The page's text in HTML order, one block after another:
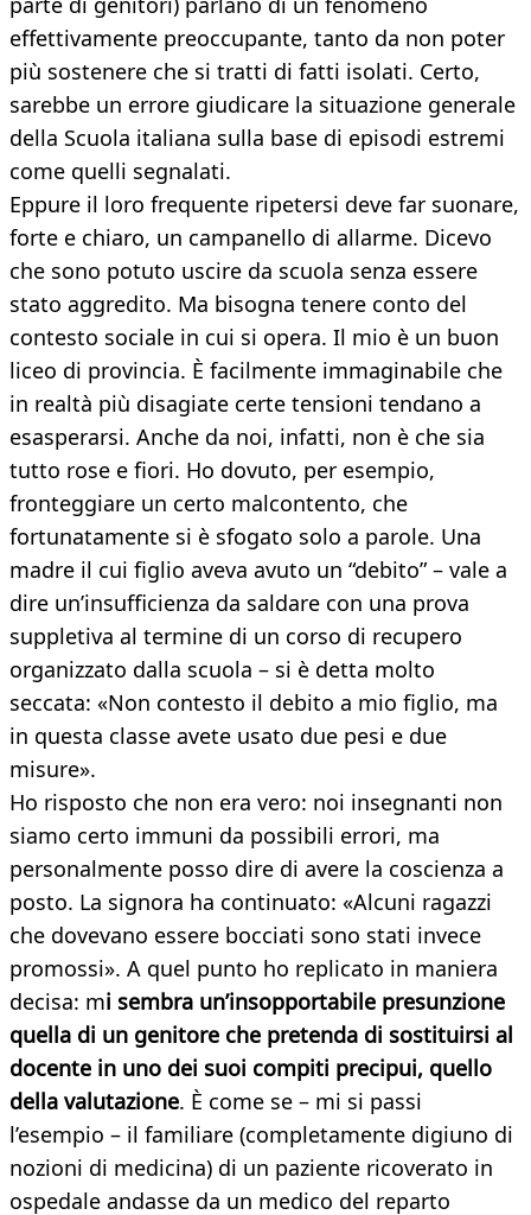
effettivamente preoccupante, tanto da non poter
più sostenere che si tratti di fatti isolati. Certo,
sarebbe un errore giudicare la situazione generale
della Scuola italiana sulla base di episodi estremi
come quelli segnalati.
Eppure il loro frequente ripetersi deve far suonare,
forte e chiaro, un campanello di allarme. Dicevo
che sono potuto uscire da scuola senza essere
stato aggredito. Ma bisogna tenere conto del
contesto sociale in cui si opera. Il mio è un buon
liceo di provincia. È facilmente immaginabile che
in realtà più disagiate certe tensioni tendano a
esasperarsi. Anche da noi, infatti, non è che sia
tutto rose e fiori. Ho dovuto, per esempio,
fronteggiare un certo malcontento, che
fortunatamente si è sfogato solo a parole. Una
madre il cui figlio aveva avuto un “debito” – vale a
dire un’insufficienza da saldare con una prova
suppletiva al termine di un corso di recupero
organizzato dalla scuola – si è detta molto
seccata: «Non contesto il debito a mio figlio, ma
in questa classe avete usato due pesi e due
misure».
Ho risposto che non era vero: noi insegnanti non
siamo certo immuni da possibili errori, ma
personalmente posso dire di avere la coscienza a
posto. La signora ha continuato: «Alcuni ragazzi
che dovevano essere bocciati sono stati invece
promossi». A quel punto ho replicato in maniera
decisa: mi sembra un’insopportabile presunzione
quella di un genitore che pretenda di sostituirsi al
docente in uno dei suoi compiti precipui, quello
della valutazione. È come se – mi si passi
l’esempio – il familiare (completamente digiuno di
nozioni di medicina) di un paziente ricoverato in
ospedale andasse da un medico del reparto